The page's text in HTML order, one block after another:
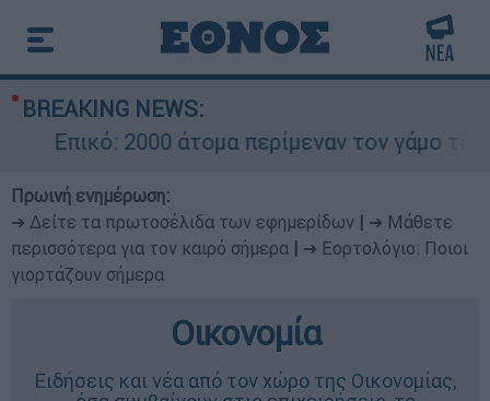
BREAKING NEWS:
Επικό: 2000 άτομα περίμεναν τον γάμο του
Πρωινή ενημέρωση:
➔ Δείτε τα πρωτοσέλιδα των εφημερίδων
➔ Μάθετε
περισσότερα για τον καιρό σήμερα
➔ Εορτολόγιο: Ποιοι
γιορτάζουν σήμερα
Οικονομία
Ειδήσεις και νέα από τον χώρο της Οικονομίας,